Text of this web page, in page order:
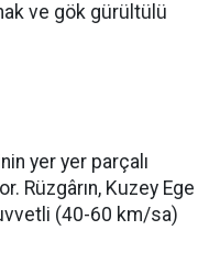
ve gök gürültülü
yer yer parçalı
Rüzgârın, Kuzey Ege
(40-60 km/sa)